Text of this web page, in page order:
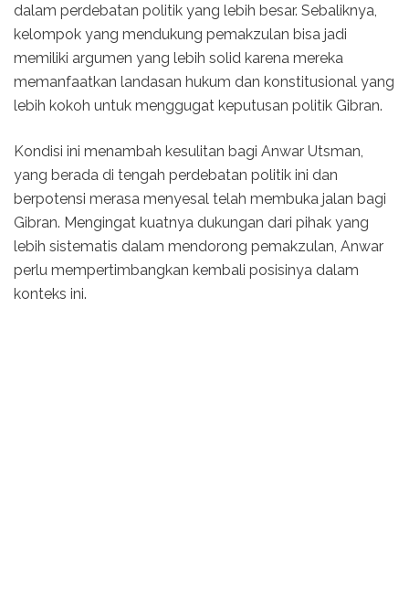
dalam perdebatan politik yang lebih besar. Sebaliknya,
kelompok yang mendukung pemakzulan bisa jadi
memiliki argumen yang lebih solid karena mereka
memanfaatkan landasan hukum dan konstitusional yang
lebih kokoh untuk menggugat keputusan politik Gibran.
Kondisi ini menambah kesulitan bagi Anwar Utsman,
yang berada di tengah perdebatan politik ini dan
berpotensi merasa menyesal telah membuka jalan bagi
Gibran. Mengingat kuatnya dukungan dari pihak yang
lebih sistematis dalam mendorong pemakzulan, Anwar
perlu mempertimbangkan kembali posisinya dalam
konteks ini.